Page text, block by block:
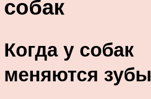
собак
Когда у собак
меняются зубы